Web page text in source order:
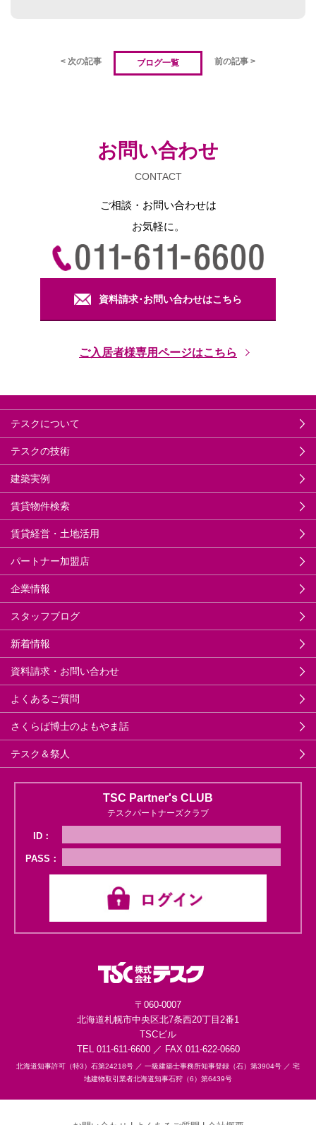
< 次の記事 ブログ一覧 前の記事 >
お問い合わせ
CONTACT
ご相談・お問い合わせは
お気軽に。
資料請求･お問い合わせはこちら
ご入居者様専用ページはこちら
テスクについて
テスクの技術
建築実例
賃貸物件検索
賃貸経営・土地活用
パートナー加盟店
企業情報
スタッフブログ
新着情報
資料請求・お問い合わせ
よくあるご質問
さくらば博士のよもやま話
テスク＆祭人
TSC Partner's CLUB
テスクパートナーズクラブ
ID：
PASS：
〒060-0007
北海道札幌市中央区北7条西20丁目2番1
TSCビル
TEL 011-611-6600 ／ FAX 011-622-0660
北海道知事許可（特3）石第24218号 ／ 一級建築士事務所知事登録（石）第3904号 ／ 宅
地建物取引業者北海道知事石狩（6）第6439号